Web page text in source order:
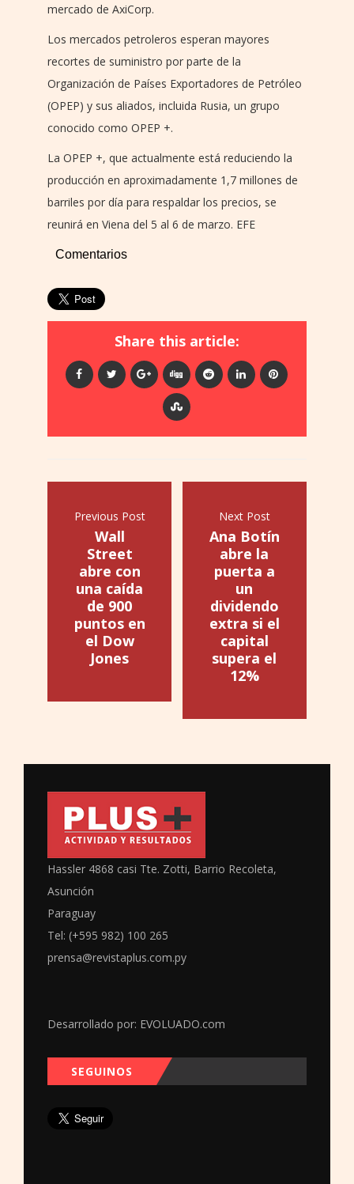
mercado de AxiCorp.
Los mercados petroleros esperan mayores
recortes de suministro por parte de la
Organización de Países Exportadores de Petróleo
(OPEP) y sus aliados, incluida Rusia, un grupo
conocido como OPEP +.
La OPEP +, que actualmente está reduciendo la
producción en aproximadamente 1,7 millones de
barriles por día para respaldar los precios, se
reunirá en Viena del 5 al 6 de marzo. EFE
Comentarios
Share this article:
Previous Post
Wall
Street
abre con
una caída
de 900
puntos en
el Dow
Jones
Next Post
Ana Botín
abre la
puerta a
un
dividendo
extra si el
capital
supera el
12%
Hassler 4868 casi Tte. Zotti, Barrio Recoleta,
Asunción
Paraguay
Tel: (+595 982) 100 265
prensa@revistaplus.com.py
Desarrollado por: EVOLUADO.com
SEGUINOS